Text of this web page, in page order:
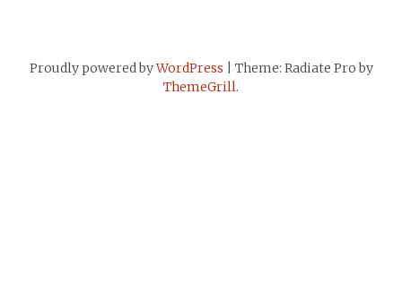
Proudly powered byWordPress | Theme: Radiate Pro by
ThemeGrill.